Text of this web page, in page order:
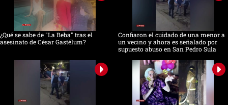
¿Qué se sabe de "La Beba" tras el
asesinato de César Gastélum?
Confiaron el cuidado de una menor a
un vecino y ahora es señalado por
supuesto abuso en San Pedro Sula